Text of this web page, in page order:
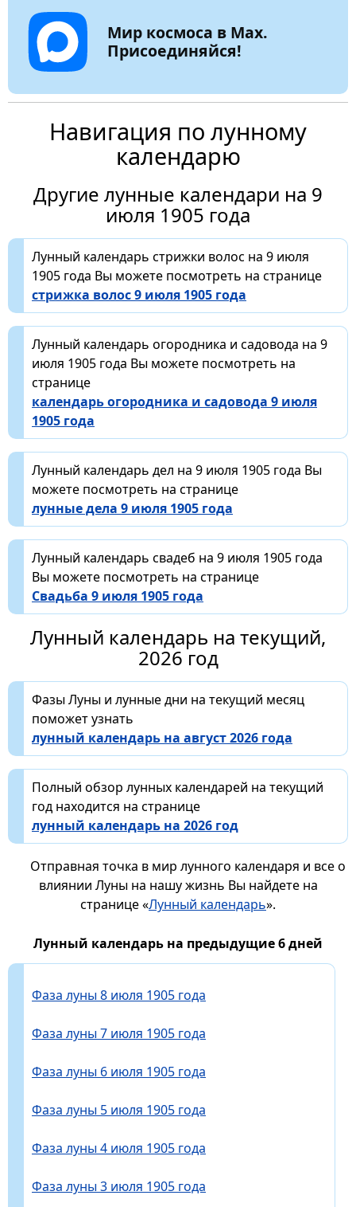
Мир космоса в Max.
Присоединяйся!
Навигация по лунному
календарю
Другие лунные календари на 9
июля 1905 года
Лунный календарь стрижки волос на 9 июля
1905 года Вы можете посмотреть на странице
стрижка волос 9 июля 1905 года
Лунный календарь огородника и садовода на 9
июля 1905 года Вы можете посмотреть на
странице
календарь огородника и садовода 9 июля
1905 года
Лунный календарь дел на 9 июля 1905 года Вы
можете посмотреть на странице
лунные дела 9 июля 1905 года
Лунный календарь свадеб на 9 июля 1905 года
Вы можете посмотреть на странице
Свадьба 9 июля 1905 года
Лунный календарь на текущий,
2026 год
Фазы Луны и лунные дни на текущий месяц
поможет узнать
лунный календарь на август 2026 года
Полный обзор лунных календарей на текущий
год находится на странице
лунный календарь на 2026 год
Отправная точка в мир лунного календаря и все о
влиянии Луны на нашу жизнь Вы найдете на
странице «Лунный календарь».
Лунный календарь на предыдущие 6 дней
Фаза луны 8 июля 1905 года
Фаза луны 7 июля 1905 года
Фаза луны 6 июля 1905 года
Фаза луны 5 июля 1905 года
Фаза луны 4 июля 1905 года
Фаза луны 3 июля 1905 года